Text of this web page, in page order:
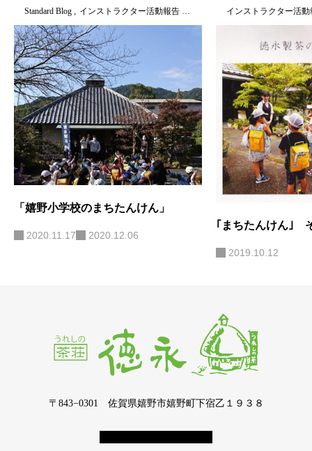
Standard Blog インストラクター活動報告 店舗便り
「嬉野小学校のまちたんけん」
2020.11.17 2020.12.06
インストラクター活動
｢まちたんけん｣
2019.10.12
〒843−0301 佐賀県嬉野市嬉野町下宿乙１９３８